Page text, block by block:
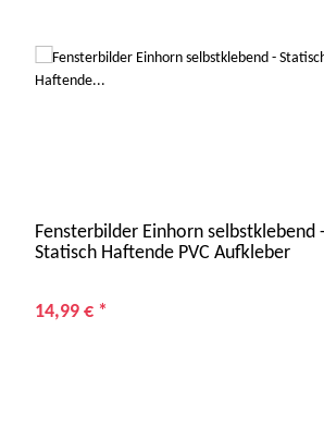
Fensterbilder Einhorn selbstklebend -
Statisch Haftende PVC Aufkleber
14,99 € *